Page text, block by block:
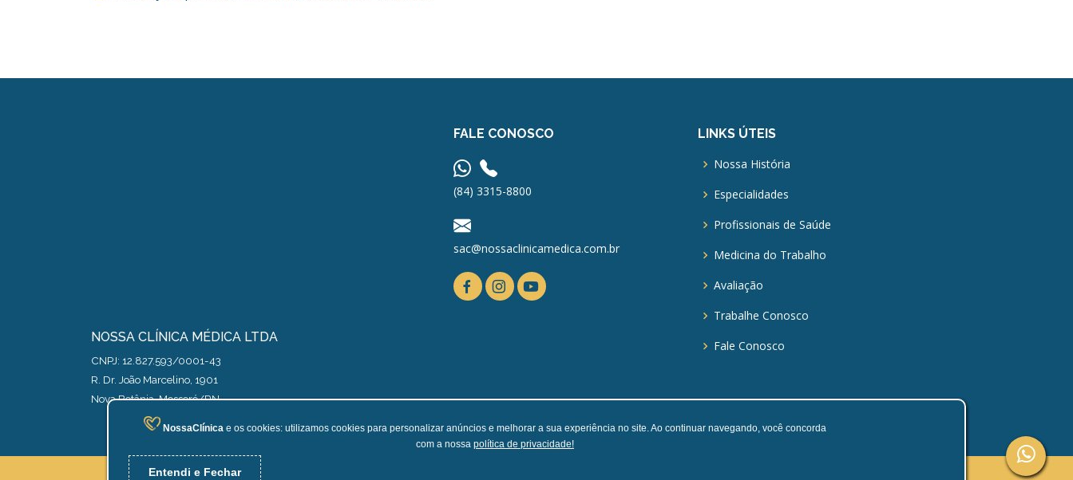
NOSSA CLÍNICA MÉDICA LTDA
CNPJ: 12.827.593/0001-43
R. Dr. João Marcelino, 1901
Nova Betânia, Mossoró/RN
FALE CONOSCO
(84) 3315-8800
sac@nossaclinicamedica.com.br
LINKS ÚTEIS
Nossa História
Especialidades
Profissionais de Saúde
Medicina do Trabalho
Avaliação
Trabalhe Conosco
Fale Conosco
NossaClínica e os cookies: utilizamos cookies para personalizar anúncios e melhorar a sua experiência no site. Ao continuar navegando, você concorda
com a nossa política de privacidade!
Entendi e Fechar